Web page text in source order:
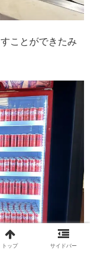
ことができたみ
トップ サイドバー